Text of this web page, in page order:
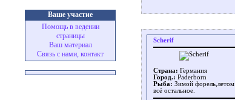
Ваше участие
Помощь в ведении
страницы
Ваш материал
Связь с нами, контакт
Scherif
Страна: Германия
Город.: Paderborn
Рыба: Зимой форель,летом
всё остальное.